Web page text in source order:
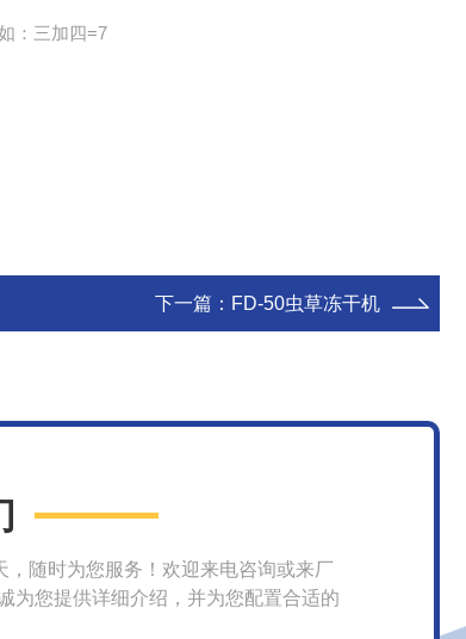
：三加四=7
下一篇： FD-50虫草冻干机
，随时为您服务！欢迎来电咨询或来厂
为您提供详细介绍，并为您配置合适的